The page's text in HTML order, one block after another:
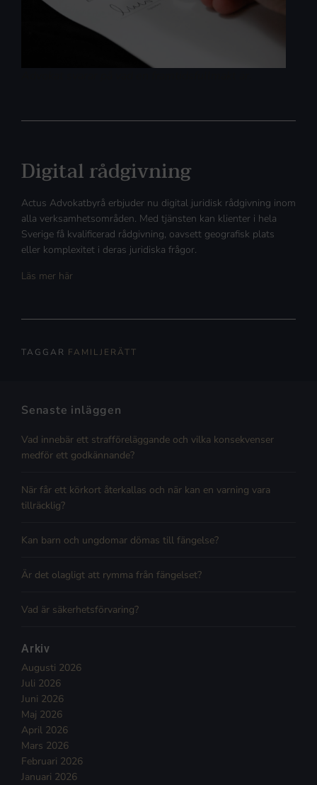
Digital rådgivning
Actus Advokatbyrå erbjuder nu digital juridisk rådgivning inom
alla verksamhetsområden. Med tjänsten kan klienter i hela
Sverige få kvalificerad rådgivning, oavsett geografisk plats
eller komplexitet i deras juridiska frågor.
Läs mer här
TAGGAR FAMILJERÄTT
Senaste inläggen
Vad innebär ett strafföreläggande och vilka konsekvenser
medför ett godkännande?
När får ett körkort återkallas och när kan en varning vara
tillräcklig?
Kan barn och ungdomar dömas till fängelse?
Är det olagligt att rymma från fängelset?
Vad är säkerhetsförvaring?
Arkiv
Augusti 2026
Juli 2026
Juni 2026
Maj 2026
April 2026
Mars 2026
Februari 2026
Januari 2026